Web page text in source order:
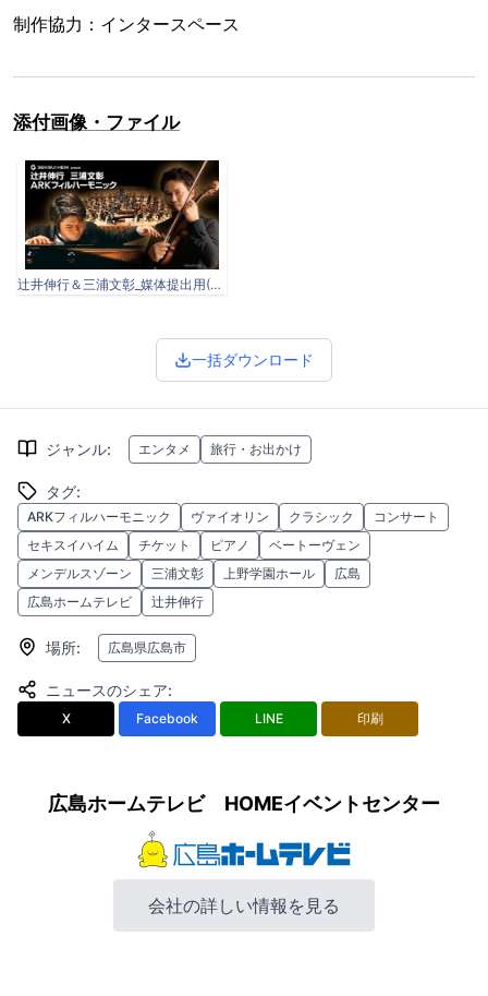
制作協力：インタースペース
添付画像・ファイル
辻井伸行＆三浦文彰_媒体提出用(960x540).jpg
一括ダウンロード
ジャンル: エンタメ 旅行・お出かけ
タグ:
ARKフィルハーモニック ヴァイオリン クラシック
コンサート
セキスイハイム
チケット ピアノ
ベートーヴェン
メンデルスゾーン
三浦文彰 上野学園ホール
広島
広島ホームテレビ
辻井伸行
場所: 広島県広島市
ニュースのシェア:
X Facebook LINE 印刷
広島ホームテレビ HOMEイベントセンター
会社の詳しい情報を見る